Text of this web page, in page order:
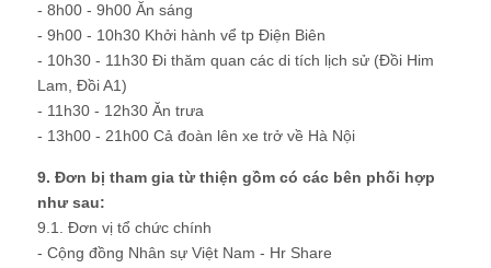
- 8h00 - 9h00 Ăn sáng
- 9h00 - 10h30 Khởi hành vể tp Điện Biên
- 10h30 - 11h30 Đi thăm quan các di tích lịch sử (Đồi Him
Lam, Đồi A1)
- 11h30 - 12h30 Ăn trưa
- 13h00 - 21h00 Cả đoàn lên xe trở về Hà Nội
9. Đơn bị tham gia từ thiện gồm có các bên phối hợp
như sau:
9.1. Đơn vị tổ chức chính
- Cộng đồng Nhân sự Việt Nam - Hr Share